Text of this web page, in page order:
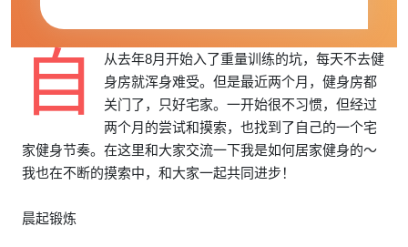
自
从去年8月开始入了重量训练的坑，每天不去健
身房就浑身难受。但是最近两个月，健身房都
关门了，只好宅家。一开始很不习惯，但经过
两个月的尝试和摸索，也找到了自己的一个宅
家健身节奏。在这里和大家交流一下我是如何居家健身的～
我也在不断的摸索中，和大家一起共同进步！
晨起锻炼